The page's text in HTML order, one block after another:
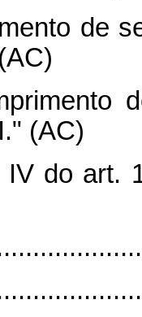
de
(AC)
do art.